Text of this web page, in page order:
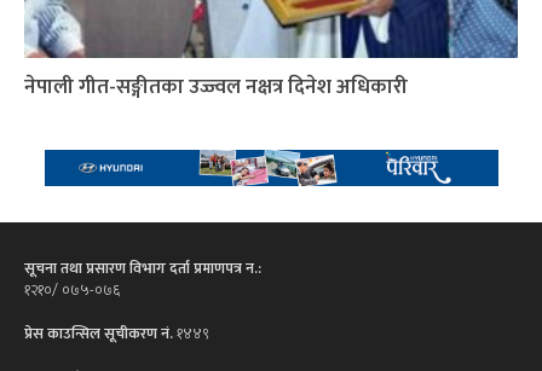
नेपाली गीत-सङ्गीतका उज्ज्वल नक्षत्र दिनेश अधिकारी
सूचना तथा प्रसारण विभाग दर्ता प्रमाणपत्र न.:
१२१०/ ०७५-०७६
प्रेस काउन्सिल सूचीकरण नं.१४४९